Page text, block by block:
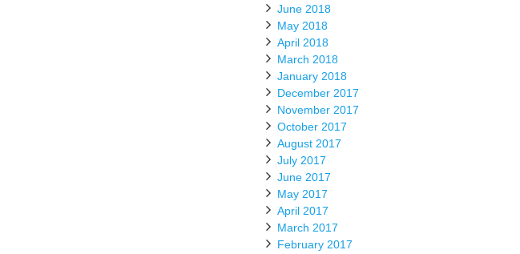
June 2018
May 2018
April 2018
March 2018
January 2018
December 2017
November 2017
October 2017
August 2017
July 2017
June 2017
May 2017
April 2017
March 2017
February 2017